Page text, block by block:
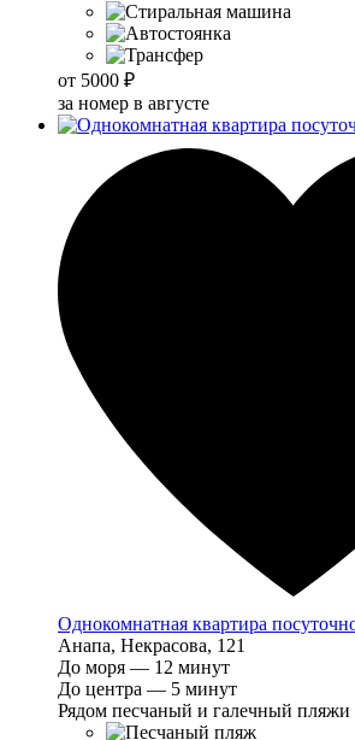
от 5000 ₽
за номер в августе
Однокомнатная квартира
Анапа, Некрасова, 121
До моря — 12 минут
До центра — 5 минут
Рядом песчаный и галечный пляжи